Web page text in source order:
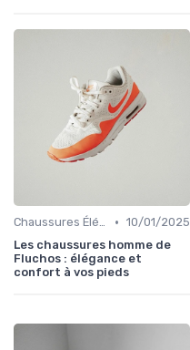
Chaussures Élégantes et de Cérémonie • 10/01/2025
Les chaussures homme de
Fluchos : élégance et
confort à vos pieds